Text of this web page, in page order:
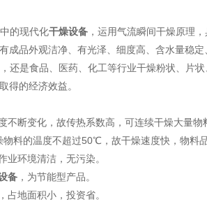
的现代化干燥设备，运用气流瞬间干燥原理
成品外观洁净、有光泽、细度高、含水量稳定
还是食品、医药、化工等行业干燥粉状、片
得的经济效益。
断变化，故传热系数高，可连续干燥大量物
料的温度不超过50℃，故干燥速度快，物料品
业环境清洁，无污染。
备 ，为节能型产品。
占地面积小，投资省。